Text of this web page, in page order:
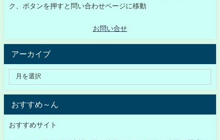
ク、ボタンを押すと問い合わせページに移動
お問い合せ
アーカイブ
おすすめ～ん
おすすめサイト